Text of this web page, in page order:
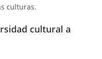
culturas.
cultural a